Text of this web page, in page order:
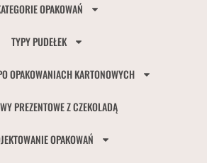
OPAKOWAŃ
TYPY PUDEŁEK
OPAKOWANIACH KARTONOWYCH
PREZENTOWE Z CZEKOLADĄ
OPAKOWAŃ